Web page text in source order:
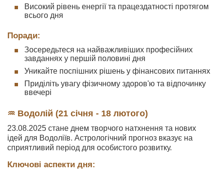
Високий рівень енергії та працездатності протягом
всього дня
Поради:
Зосередьтеся на найважливіших професійних
завданнях у першій половині дня
Уникайте поспішних рішень у фінансових питаннях
Приділіть увагу фізичному здоров'ю та відпочинку
ввечері
♒ Водолій (21 січня - 18 лютого)
23.08.2025 стане днем творчого натхнення та нових
ідей для Водоліїв. Астрологічний прогноз вказує на
сприятливий період для особистого розвитку.
Ключові аспекти дня: